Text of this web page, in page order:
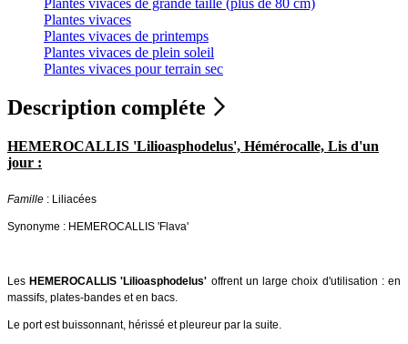
Plantes vivaces de grande taille (plus de 80 cm)
Plantes vivaces
Plantes vivaces de printemps
Plantes vivaces de plein soleil
Plantes vivaces pour terrain sec
Description compléte
HEMEROCALLIS 'Lilioasphodelus', Hémérocalle, Lis d'un
jour :
Famille : Liliacées
Synonyme : HEMEROCALLIS 'Flava'
Les HEMEROCALLIS 'Lilioasphodelus' offrent un large choix d'utilisation : en
massifs, plates-bandes et en bacs.
Le port est buissonnant, hérissé et pleureur par la suite.